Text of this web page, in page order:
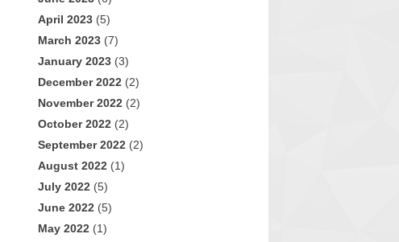
April 2023 (5)
March 2023 (7)
January 2023 (3)
December 2022 (2)
November 2022 (2)
October 2022 (2)
September 2022 (2)
August 2022 (1)
July 2022 (5)
June 2022 (5)
May 2022 (1)